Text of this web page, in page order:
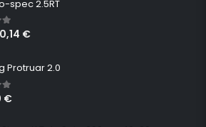
spec 2.5RT
of 5
€
Protruar 2.0
of 5
€